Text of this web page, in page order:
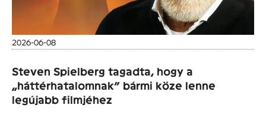
2026-06-08
Steven Spielberg tagadta, hogy a
„háttérhatalomnak” bármi köze lenne
legújabb filmjéhez